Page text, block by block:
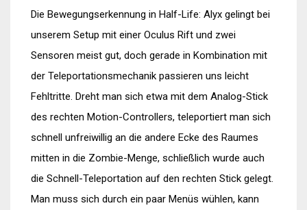
Die Bewegungserkennung in Half-Life: Alyx gelingt bei
unserem Setup mit einer Oculus Rift und zwei
Sensoren meist gut, doch gerade in Kombination mit
der Teleportationsmechanik passieren uns leicht
Fehltritte. Dreht man sich etwa mit dem Analog-Stick
des rechten Motion-Controllers, teleportiert man sich
schnell unfreiwillig an die andere Ecke des Raumes
mitten in die Zombie-Menge, schließlich wurde auch
die Schnell-Teleportation auf den rechten Stick gelegt.
Man muss sich durch ein paar Menüs wühlen, kann